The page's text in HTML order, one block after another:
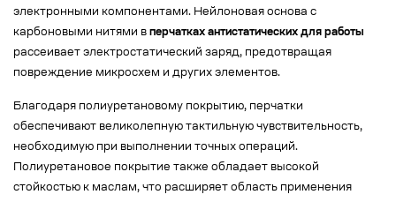
электронными компонентами. Нейлоновая основа с
карбоновыми нитями в перчатках антистатических для работы
рассеивает электростатический заряд, предотвращая
повреждение микросхем и других элементов.
Благодаря полиуретановому покрытию, перчатки
обеспечивают великолепную тактильную чувствительность,
необходимую при выполнении точных операций.
Полиуретановое покрытие также обладает высокой
стойкостью к маслам, что расширяет область применения